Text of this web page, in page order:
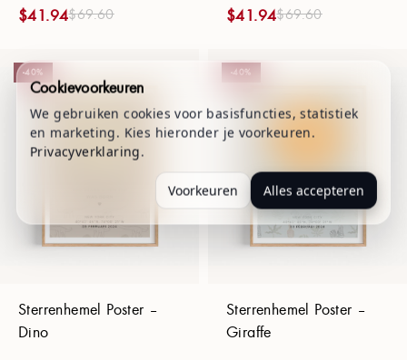
$69.60
$41.94 $69.60
$41.94
-40%
Sterrenhemel Poster –
Dino
-40%
Sterrenhemel Poster –
Giraffe
Cookievoorkeuren
We gebruiken cookies voor basisfuncties, statistiek
en marketing. Kies hieronder je voorkeuren.
Privacyverklaring.
Voorkeuren Alles accepteren